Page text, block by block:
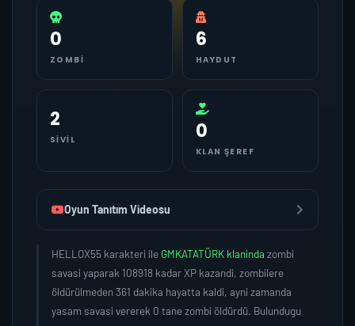
0
ZOMBI
6
HAYDUT
2
SIVIL 0
KLAN ŞEREF
Oyun Tanıtım Videosu
HELLOX55 karakteri ile GMKATATÜRK klaninda zombi
savasi yaparak 108918 kadar XP kazandi, zombilere
öldürülmeden 361 dakika hayatta kaldi, ayni zamanda
yasam savasi vererek 0 tane zombi öldürdü. Bulundugu